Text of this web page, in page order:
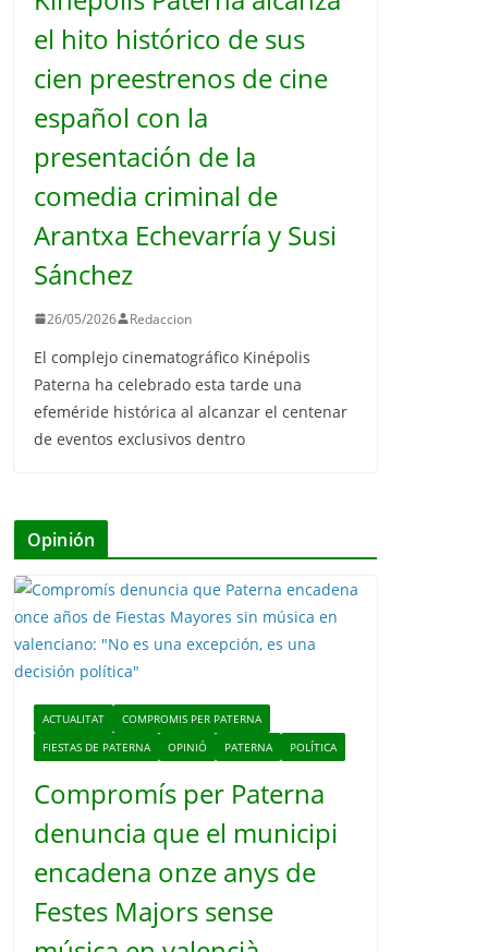
el hito histórico de sus
cien preestrenos de cine
español con la
presentación de la
comedia criminal de
Arantxa Echevarría y Susi
Sánchez
26/05/2026 Redaccion
El complejo cinematográfico Kinépolis
Paterna ha celebrado esta tarde una
efeméride histórica al alcanzar el centenar
de eventos exclusivos dentro
Opinión
ACTUALITAT
COMPROMIS PER PATERNA
FIESTAS DE PATERNA
OPINIÓ PATERNA POLÍTICA
Compromís per Paterna
denuncia que el municipi
encadena onze anys de
Festes Majors sense